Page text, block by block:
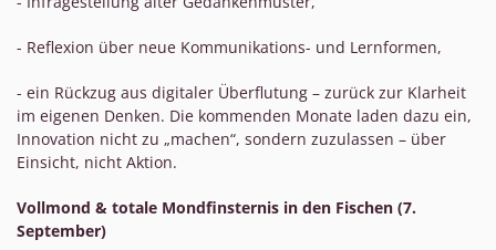
- Reflexion über neue Kommunikations- und Lernformen,
- ein Rückzug aus digitaler Überflutung – zurück zur Klarheit
im eigenen Denken. Die kommenden Monate laden dazu ein,
Innovation nicht zu „machen“, sondern zuzulassen – über
Einsicht, nicht Aktion.
Vollmond & totale Mondfinsternis in den Fischen (7.
September)